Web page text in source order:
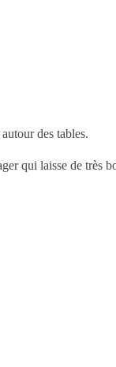
des tables.
qui laisse de très